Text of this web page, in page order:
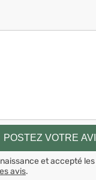
et accepté les
avis.